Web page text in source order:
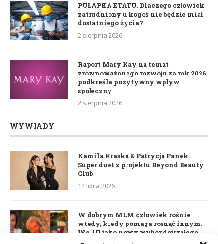
PUŁAPKA ETATU. Dlaczego człowiek
zatrudniony u kogoś nie będzie miał
dostatniego życia?
2 sierpnia 2026
Raport Mary Kay na temat
zrównoważonego rozwoju za rok 2026
podkreśla pozytywny wpływ
społeczny
2 sierpnia 2026
WYWIADY
Kamila Kraska & Patrycja Panek.
Super duet z projektu Beyond Beauty
Club
12 lipca 2026
W dobrym MLM człowiek rośnie
wtedy, kiedy pomaga rosnąć innym.
WellU jako nowy wybór dojrzałego